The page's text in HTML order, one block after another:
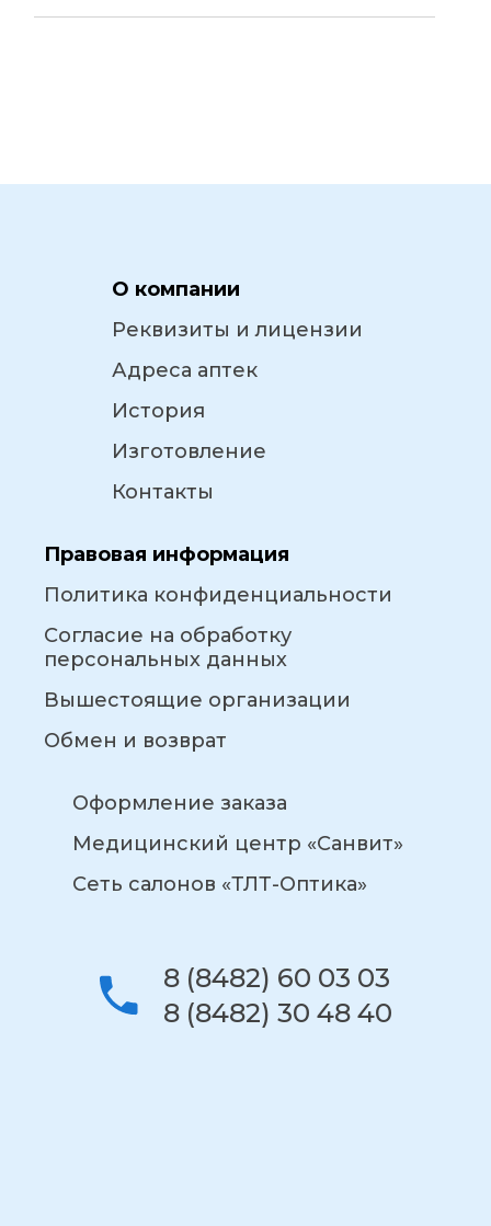
О компании
Реквизиты и лицензии
Адреса аптек
История
Изготовление
Контакты
Правовая информация
Политика конфиденциальности
Согласие на обработку
персональных данных
Вышестоящие организации
Обмен и возврат
Оформление заказа
Медицинский центр «Санвит»
Сеть салонов «ТЛТ-Оптика»
8 (8482) 60 03 03
8 (8482) 30 48 40